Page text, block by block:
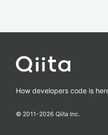
How developers code is
© 2011-2026 Qiita Inc.